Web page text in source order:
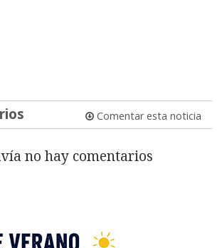
Comentar esta noticia
no hay comentarios